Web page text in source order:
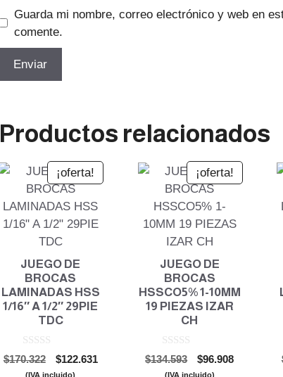
Guarda mi nombre, correo electrónico y web en
comente.
Productos relacionados
¡oferta!
JUEGO DE
BROCAS
LAMINADAS HSS
1/16″ A 1/2″ 29PIE
TDC
0
d
e
$170.322
El
precio
$122.631
(IVA incluido)
¡oferta!
JUEGO DE
BROCAS
HSSCO5% 1-10MM
19 PIEZAS IZAR
CH
0
d
e
$134.593
El
precio
$96.908El
(IVA incluido)